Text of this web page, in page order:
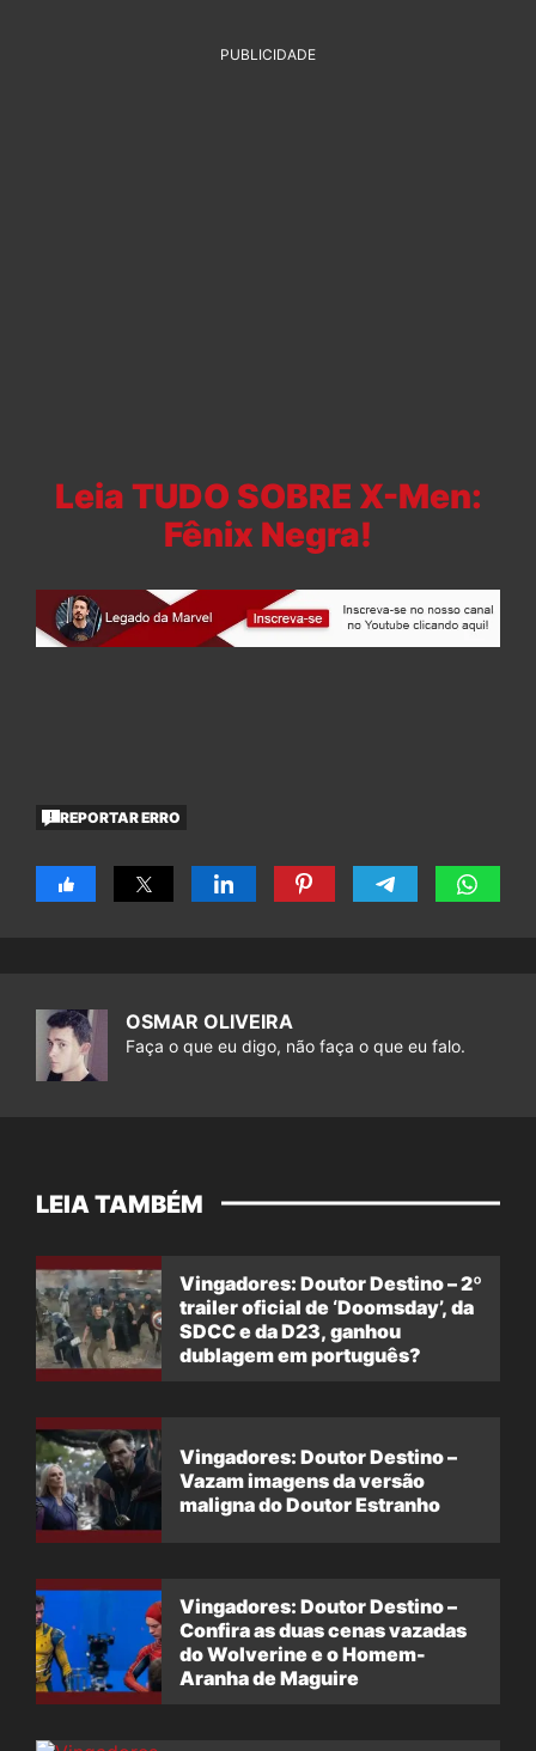
PUBLICIDADE
Leia TUDO SOBRE X-Men:
Fênix Negra!
REPORTAR ERRO
OSMAR OLIVEIRA
Faça o que eu digo, não faça o que eu falo.
LEIA TAMBÉM
Vingadores: Doutor Destino – 2º
trailer oficial de ‘Doomsday’, da
SDCC e da D23, ganhou
dublagem em português?
Vingadores: Doutor Destino –
Vazam imagens da versão
maligna do Doutor Estranho
Vingadores: Doutor Destino –
Confira as duas cenas vazadas
do Wolverine e o Homem-
Aranha de Maguire